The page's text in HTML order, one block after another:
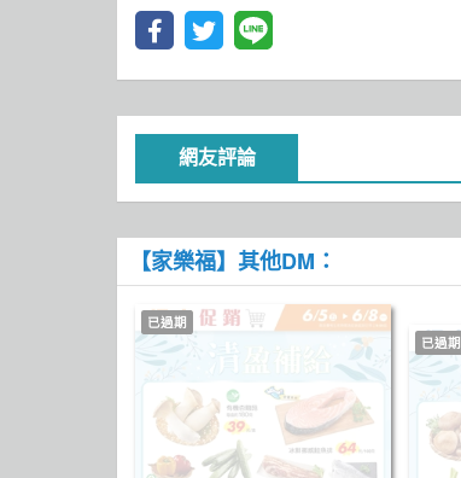
網友評論
【家樂福】其他DM：
已過期
已過期